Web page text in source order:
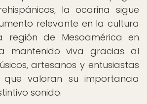
la ocarina sigue
relevante en la cultura
de Mesoamérica en
mantenido viva gracias al
artesanos y entusiastas
valoran su importancia
sonido.